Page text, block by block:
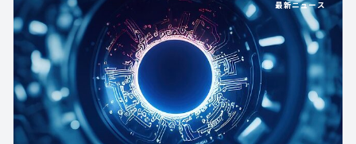
最新ニュース